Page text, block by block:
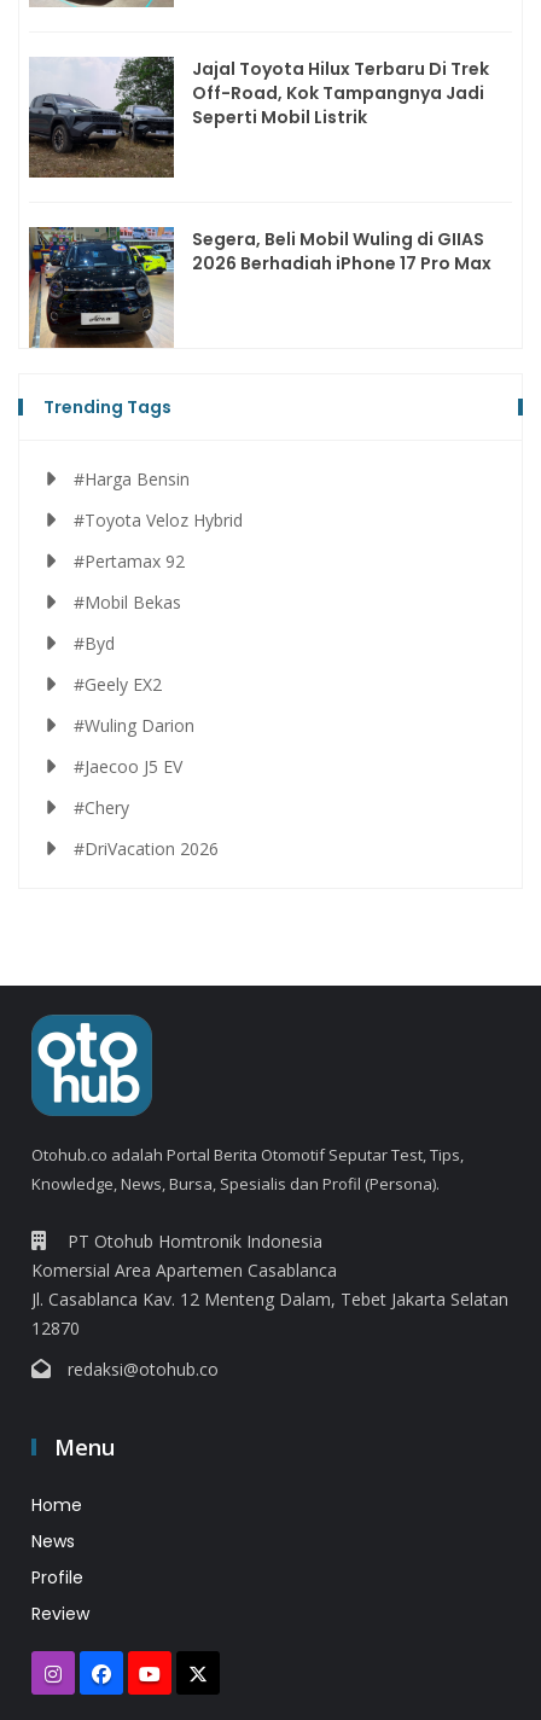
Jajal Toyota Hilux Terbaru Di Trek
Off-Road, Kok Tampangnya Jadi
Seperti Mobil Listrik
Segera, Beli Mobil Wuling di GIIAS
2026 Berhadiah iPhone 17 Pro Max
Trending Tags
#Harga Bensin
#Toyota Veloz Hybrid
#Pertamax 92
#Mobil Bekas
#Byd
#Geely EX2
#Wuling Darion
#Jaecoo J5 EV
#Chery
#DriVacation 2026
Otohub.co adalah Portal Berita Otomotif Seputar Test, Tips,
Knowledge, News, Bursa, Spesialis dan Profil (Persona).
PT Otohub Homtronik Indonesia
Komersial Area Apartemen Casablanca
Jl. Casablanca Kav. 12 Menteng Dalam, Tebet Jakarta Selatan
12870
redaksi@otohub.co
Menu
Home
News
Profile
Review